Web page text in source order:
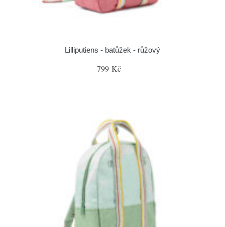
Lilliputiens - batůžek - růžový
799 Kč